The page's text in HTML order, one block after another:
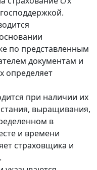
по представленным
документам и
определяет
при наличии их
выращивания,
в
и времени
страховщика и